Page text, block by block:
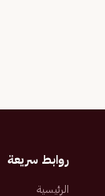
روابط سريعة
الرئيسية